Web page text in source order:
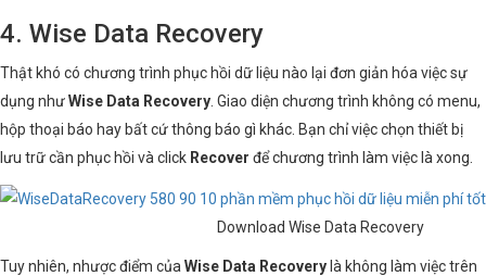
4. Wise Data Recovery
Thật khó có chương trình phục hồi dữ liệu nào lại đơn giản hóa việc sự
dụng nhưWise Data Recovery. Giao diện chương trình không có menu,
hộp thoại báo hay bất cứ thông báo gì khác. Bạn chỉ việc chọn thiết bị
lưu trữ cần phục hồi và click Recover để chương trình làm việc là xong.
Download Wise Data Recovery
Tuy nhiên, nhược điểm của Wise Data Recovery là không làm việc trên